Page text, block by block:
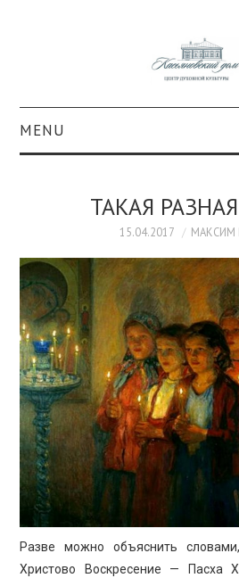
MENU
КОЛЛЕКЦИИ
#КАСДОМ
КУЛЬТУРА
ОБРАЗОВАНИЕ
ПРОСВЕЩЕНИЕ
ТАКАЯ
15.04.2017 МАКСИМ
Разве можно объяснить
Христово Воскресение — Пасха